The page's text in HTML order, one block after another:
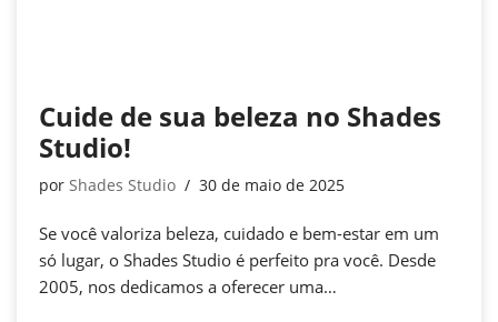
Cuide de sua beleza no Shades
Studio!
por Shades Studio 30 de maio de 2025
Se você valoriza beleza, cuidado e bem-estar em um
só lugar, o Shades Studio é perfeito pra você. Desde
2005, nos dedicamos a oferecer uma…